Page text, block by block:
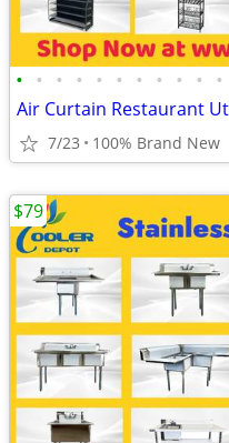
• • • • • • • • • • •
7/23 100% Brand New
$79